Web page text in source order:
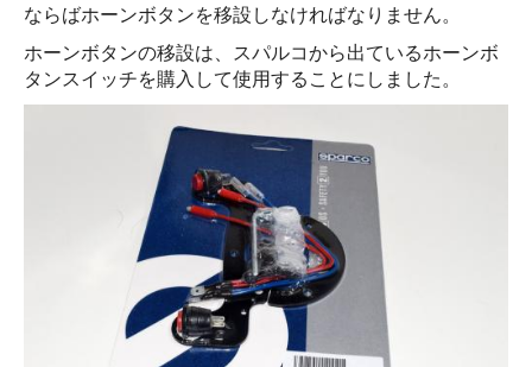
ならばホーンボタンを移設しなければなりません。
ホーンボタンの移設は、スパルコから出ているホーンボ
タンスイッチを購入して使用することにしました。